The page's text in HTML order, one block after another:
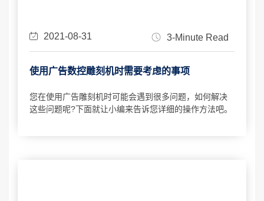
2021-08-31 3-Minute Read
使用广告数控雕刻机时需要考虑的事项
您在使用广告雕刻机时可能会遇到很多问题，如何解决
这些问题呢?下面就让小编来告诉您详细的操作方法吧。